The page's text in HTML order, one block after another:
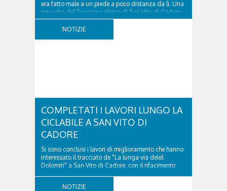
era fatto male a un piede a poco distanza da lì. Una
squadra del Soccorso alpino di San Vito di Cadore
ha quindi raggiunto l'infortunato...
NOTIZIE
COMPLETATI I LAVORI LUNGO LA
CICLABILE A SAN VITO DI
CADORE
Si sono conclusi i lavori di miglioramento che hanno
interessato il tracciato de "La lunga via delel
Dolomiti" a San Vito di Cadore, con il rifacimento
NOTIZIE